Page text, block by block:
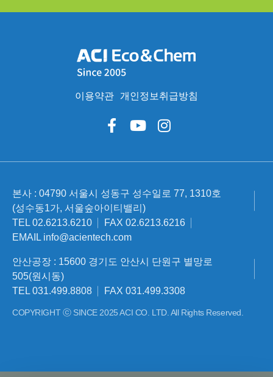
이용약관 개인정보취급방침
본사 : 04790 서울시 성동구 성수일로 77, 1310호
(성수동1가, 서울숲아이티밸리)
TEL 02.6213.6210
FAX 02.6213.6216
EMAIL info@acientech.com
안산공장 : 15600 경기도 안산시 단원구 별망로
505(원시동)
TEL 031.499.8808
FAX 031.499.3308
COPYRIGHT ⓒ SINCE 2025 ACI CO. LTD. All Rights Reserved.